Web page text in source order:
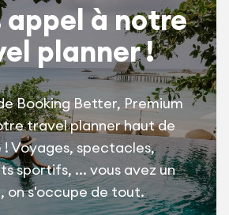
appel à notre
planner !
Booking Better, Premium
travel planner haut de
Voyages, spectacles,
sportifs, ... vous avez un
on s'occupe de tout.